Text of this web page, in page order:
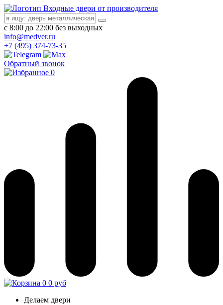
Входные двери от производителя
с 8:00 до 22:00 без выходных
info@medver.ru
+7 (495) 374-73-35
Обратный звонок
0
0 0 руб
Делаем двери